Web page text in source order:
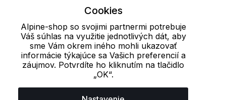
XS-S
Pánska bielizeň ELIB
11.97 €
Cookies
Alpine-shop so svojimi partnermi potrebuje
Váš súhlas na využitie jednotlivých dát, aby
sme Vám okrem iného mohli ukazovať
informácie týkajúce sa Vašich preferencií a
záujmov. Potvrdíte ho kliknutím na tlačidlo
„OK“.